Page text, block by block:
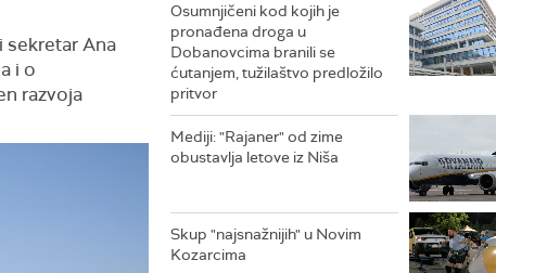
sekretar Ana
i o
razvoja
Osumnjičeni kod kojih je
pronađena droga u
Dobanovcima branili se
ćutanjem, tužilaštvo predložilo
pritvor
Mediji: "Rajaner" od zime
obustavlja letove iz Niša
Skup "najsnažnijih" u Novim
Kozarcima